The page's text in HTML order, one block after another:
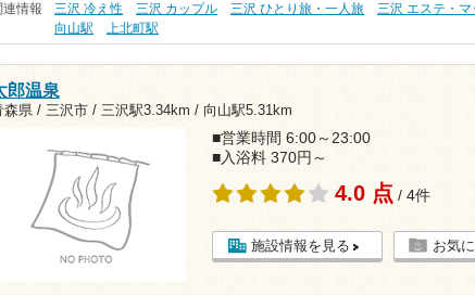
連情報 三沢 冷え性 三沢 カップル 三沢 ひとり旅・一人旅 三沢 エステ・マ
向山駅
上北町駅
郎温泉
森県 / 三沢市 / 三沢駅3.34km / 向山駅5.31km
■営業時間 6:00～23:00
■入浴料 370円～
4.0 点 / 4件
施設情報を見る お気